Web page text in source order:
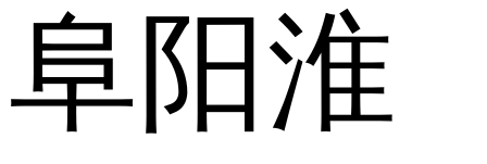
阜阳淮